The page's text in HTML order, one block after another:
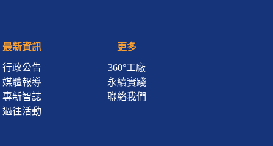
最新資訊
行政公告
媒體報導
專新智誌
過往活動
更多
360°工廠
永續實踐
聯絡我們